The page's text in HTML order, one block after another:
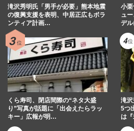
滝沢秀明氏「男手が必要」熊本地震
の復興支援を表明、中居正広もボラ
ンティア計画…
小
ュ
デ
くら寿司、閉店間際の“ネタ大盛
り”写真が話題に「出会えたらラッ
キー」広報が明…
滝
5つ
は